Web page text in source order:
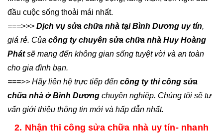
đầu cuộc sống thoải mái nhất.
===>>> Dịch vụ sửa chữa nhà tại Bình Dương uy tín,
giá rẻ. Của công ty chuyên sửa chữa nhà Huy Hoàng
Phátsẽ mang đến không gian sống tuyệt vời và an toàn
cho gia đình bạn.
===>> Hãy liên hệ trực tiếp đến công ty thi công sửa
chữa nhà ở Bình Dương chuyên nghiệp. Chúng tôi sẽ tư
vấn giới thiệu thông tin mới và hấp dẫn nhất.
2. Nhận thi công sửa chữa nhà uy tín- nhanh